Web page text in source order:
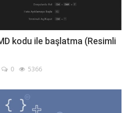
kodu ile başlatma (Resimli
0 5366